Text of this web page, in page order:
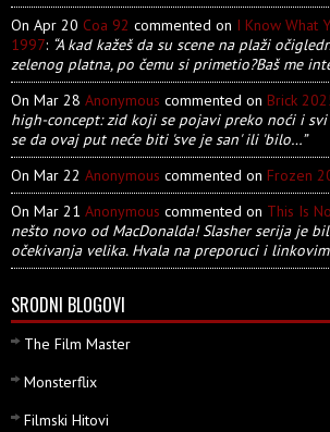
On Apr 20 Coa 92 commented on I Know What
1997: “A kad kažeš da su scene na plaži
zelenog platna, po čemu si primetio?Baš me
On Mar 28 Anonymous commented on Brick
high-concept: zid koji se pojavi preko noći i svi
se da ovaj put neće biti 'sve je san' ili 'bilo…”
On Mar 22 Anonymous commented on Frozen
On Mar 21 Anonymous commented on This Is
nešto novo od MacDonalda! Slasher serija je
očekivanja velika. Hvala na preporuci i
SRODNI BLOGOVI
The Film Master
Monsterflix
Filmski Hitovi